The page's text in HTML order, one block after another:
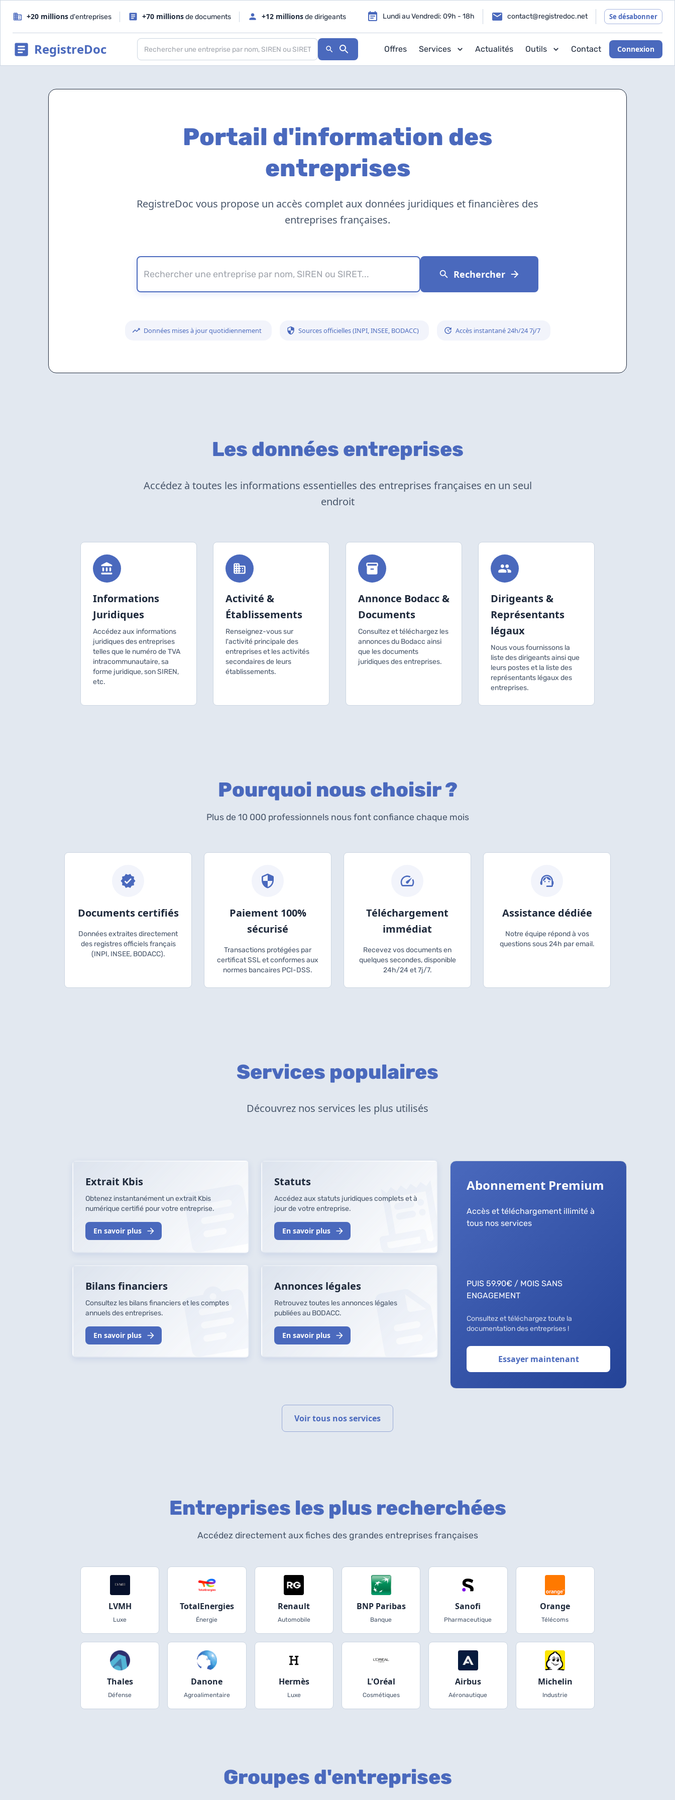
+20 millionsd'entreprises +70 millionsde documents +12 millionsde dirigeants Lundi au Vendredi: 09h - 18h contact@registredoc.net Se désabonner
RegistreDoc Offres Services Actualités Outils Contact Connexion
Portail d'information des
entreprises
RegistreDoc vous propose un accès complet aux données juridiques et financières des
entreprises françaises.
Rechercher
Données mises à jour quotidiennement Sources officielles (INPI, INSEE, BODACC) Accès instantané 24h/24 7j/7
Les données entreprises
Accédez à toutes les informations essentielles des entreprises françaises en un seul
endroit
Informations
Juridiques
Accédez aux informations
juridiques des entreprises
telles que le numéro de TVA
intracommunautaire, sa
forme juridique, son SIREN,
etc.
Activité &
Établissements
Renseignez-vous sur
l'activité principale des
entreprises et les activités
secondaires de leurs
établissements.
Annonce Bodacc &
Documents
Consultez et téléchargez les
annonces du Bodacc ainsi
que les documents
juridiques des entreprises.
Dirigeants &
Représentants
légaux
Nous vous fournissons la
liste des dirigeants ainsi que
leurs postes et la liste des
représentants légaux des
entreprises.
Pourquoi nous choisir ?
Plus de 10 000 professionnels nous font confiance chaque mois
Documents certifiés
Données extraites directement
des registres officiels français
(INPI, INSEE, BODACC).
Paiement 100%
sécurisé
Transactions protégées par
certificat SSL et conformes aux
normes bancaires PCI-DSS.
Téléchargement
immédiat
Recevez vos documents en
quelques secondes, disponible
24h/24 et 7j/7.
Assistance dédiée
Notre équipe répond à vos
questions sous 24h par email.
Services populaires
Découvrez nos services les plus utilisés
Extrait Kbis
Obtenez instantanément un extrait Kbis
numérique certifié pour votre entreprise.
En savoir plus
Statuts
Accédez aux statuts juridiques complets et à
jour de votre entreprise.
En savoir plus
Bilans financiers
Consultez les bilans financiers et les comptes
annuels des entreprises.
En savoir plus
Annonces légales
Retrouvez toutes les annonces légales
publiées au BODACC.
En savoir plus
Abonnement Premium
Accès et téléchargement illimité à
tous nos services
PUIS 59.90€ / MOIS SANS
ENGAGEMENT
Consultez et téléchargez toute la
documentation des entreprises !
Essayer maintenant
Voir tous nos services
Entreprises les plus recherchées
Accédez directement aux fiches des grandes entreprises françaises
LVMH
Luxe
TotalEnergies
Énergie
Renault
Automobile
BNP Paribas
Banque
Sanofi
Pharmaceutique
Orange
Télécoms
Thales
Défense
Danone
Agroalimentaire
Hermès
Luxe
L'Oréal
Cosmétiques
Airbus
Aéronautique
Michelin
Industrie
Groupes d'entreprises